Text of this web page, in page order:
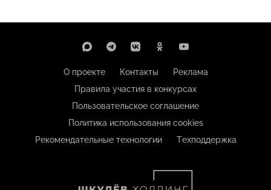
О проекте Контакты
Реклама
Правила участия в конкурсах
Пользовательское соглашение
Политика использования cookies
Рекомендательные технологии
Техподдержка